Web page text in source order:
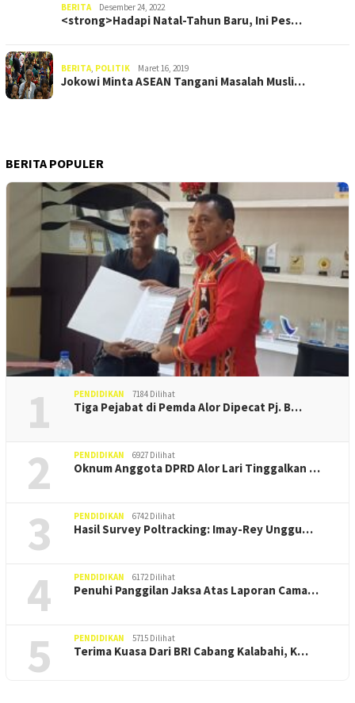
BERITA Desember 24, 2022
<strong>Hadapi Natal-Tahun Baru, Ini Pes…
BERITA POLITIK Maret 16, 2019
Jokowi Minta ASEAN Tangani Masalah Musli…
BERITA POPULER
1 PENDIDIKAN 7184 Dilihat
Tiga Pejabat di Pemda Alor Dipecat Pj. B…
2 PENDIDIKAN 6927 Dilihat
Oknum Anggota DPRD Alor Lari Tinggalkan …
3 PENDIDIKAN 6742 Dilihat
Hasil Survey Poltracking: Imay-Rey Unggu…
4 PENDIDIKAN 6172 Dilihat
Penuhi Panggilan Jaksa Atas Laporan Cama…
5 PENDIDIKAN 5715 Dilihat
Terima Kuasa Dari BRI Cabang Kalabahi, K…